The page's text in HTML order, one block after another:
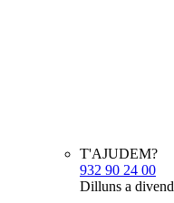
T'AJUDEM?
932 90 24 00
Dilluns a